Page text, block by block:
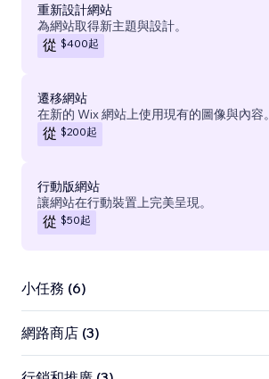
重新設計網站
為網站取得新主題與設計。
從 $400起
遷移網站
在新的 Wix 網站上使用現有的圖像與內容。
從 $200起
行動版網站
讓網站在行動裝置上完美呈現。
從 $50起
小任務 (6)
網路商店 (3)